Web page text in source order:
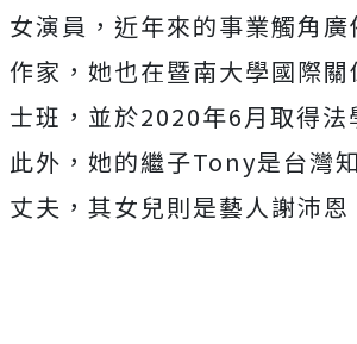
女演員，近年來的事業觸角
作家，她也在暨南大學國際
士班，並於2020年6月取得法
此外，她的繼子Tony是台灣
丈夫，其女兒則是藝人謝沛恩